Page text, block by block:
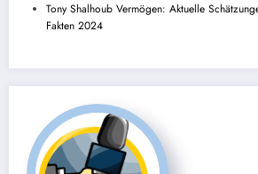
Tony Shalhoub Vermögen: Aktuelle
Fakten 2024